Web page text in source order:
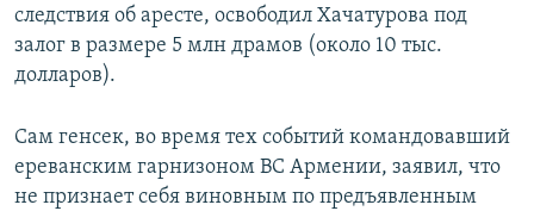
следствия об аресте, освободил Хачатурова под
залог в размере 5 млн драмов (около 10 тыс.
долларов).
Сам генсек, во время тех событий командовавший
ереванским гарнизоном ВС Армении, заявил, что
не признает себя виновным по предъявленным